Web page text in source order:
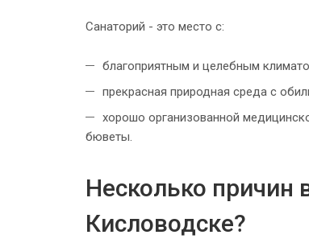
Санаторий - это место с:
благоприятным и целебным
прекрасная природная среда с
хорошо организованной
бюветы.
Несколько причин
Кисловодске?